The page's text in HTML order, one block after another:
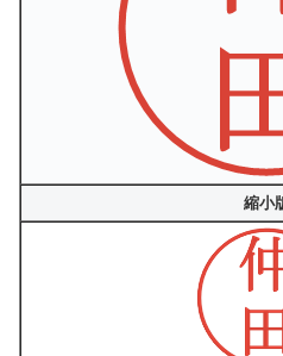
縮小